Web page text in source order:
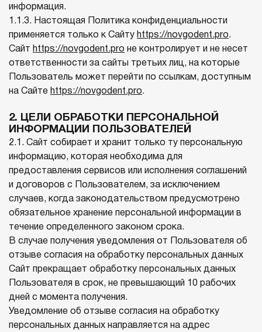
информация.
1.1.3. Настоящая Политика конфиденциальности
применяется только к Сайту https://novgodent.pro.
Сайт https://novgodent.pro не контролирует и не несет
ответственности за сайты третьих лиц, на которые
Пользователь может перейти по ссылкам, доступным
на Сайте https://novgodent.pro.
2. ЦЕЛИ ОБРАБОТКИ ПЕРСОНАЛЬНОЙ
ИНФОРМАЦИИ ПОЛЬЗОВАТЕЛЕЙ
2.1. Сайт собирает и хранит только ту персональную
информацию, которая необходима для
предоставления сервисов или исполнения соглашений
и договоров с Пользователем, за исключением
случаев, когда законодательством предусмотрено
обязательное хранение персональной информации в
течение определенного законом срока.
В случае получения уведомления от Пользователя об
отзыве согласия на обработку персональных данных
Сайт прекращает обработку персональных данных
Пользователя в срок, не превышающий 10 рабочих
дней с момента получения.
Уведомление об отзыве согласия на обработку
персональных данных направляется на адрес